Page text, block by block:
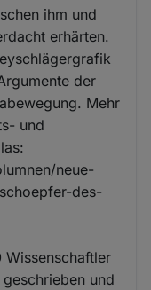
ihm und
erhärten.
der
Mehr
und
neue-
des-
und